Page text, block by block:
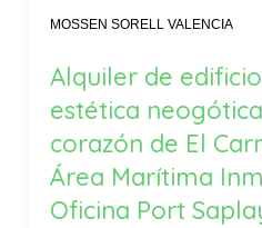
MOSSEN SORELL VALENCIA
Alquiler de
estética
corazón de El
Área Marítima
Oficina Port